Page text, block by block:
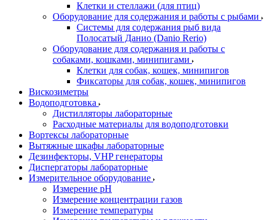
Клетки и стеллажи (для птиц)
Оборудование для содержания и работы с рыбами
Системы для содержания рыб вида
Полосатый Данио (Danio Rerio)
Оборудование для содержания и работы с
собаками, кошками, минипигами
Клетки для собак, кошек, минипигов
Фиксаторы для собак, кошек, минипигов
Вискозиметры
Водоподготовка
Дистилляторы лабораторные
Расходные материалы для водоподготовки
Вортексы лабораторные
Вытяжные шкафы лабораторные
Дезинфекторы, VHP генераторы
Диспергаторы лабораторные
Измерительное оборудование
Измерение pH
Измерение концентрации газов
Измерение температуры